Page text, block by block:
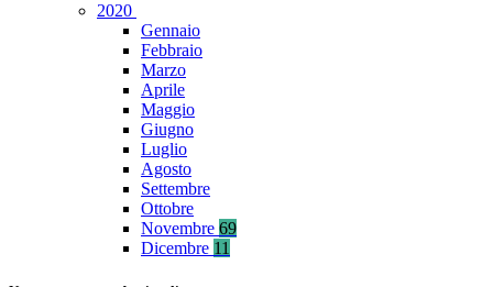
2020
Gennaio
Febbraio
Marzo
Aprile
Maggio
Giugno
Luglio
Agosto
Settembre
Ottobre
Novembre 69
Dicembre 11